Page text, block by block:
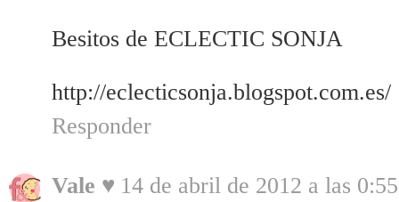
Besitos de ECLECTIC SONJA
http://eclecticsonja.blogspot.com.es/
Responder
Vale ♥ 14 de abril de 2012 a las 0:55